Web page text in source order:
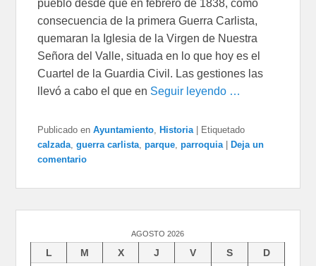
pueblo desde que en febrero de 1838, como
consecuencia de la primera Guerra Carlista,
quemaran la Iglesia de la Virgen de Nuestra
Señora del Valle, situada en lo que hoy es el
Cuartel de la Guardia Civil. Las gestiones las
llevó a cabo el que en Seguir leyendo …
Publicado en Ayuntamiento ,Historia | Etiquetado
calzada ,guerra carlista ,parque ,parroquia |Deja un
comentario
AGOSTO 2026
L M X J V S
D